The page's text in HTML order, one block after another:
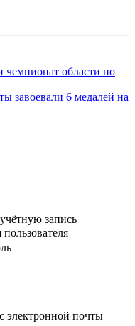
чемпионат области по
завоевали 6 медалей на
запись
электронной почты